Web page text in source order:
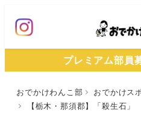
ン
プレミアム部員
おでかけわんこ部 おでかけス
【栃木・那須郡】「殺生石」